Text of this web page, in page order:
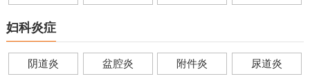
妇科炎症
阴道炎 盆腔炎 附件炎 尿道炎